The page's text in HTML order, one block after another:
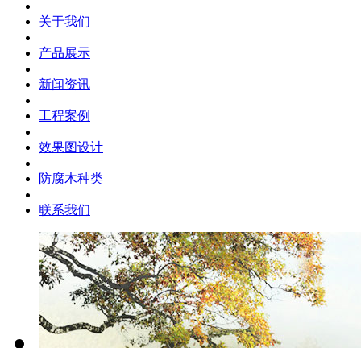
关于我们
产品展示
新闻资讯
工程案例
效果图设计
防腐木种类
联系我们